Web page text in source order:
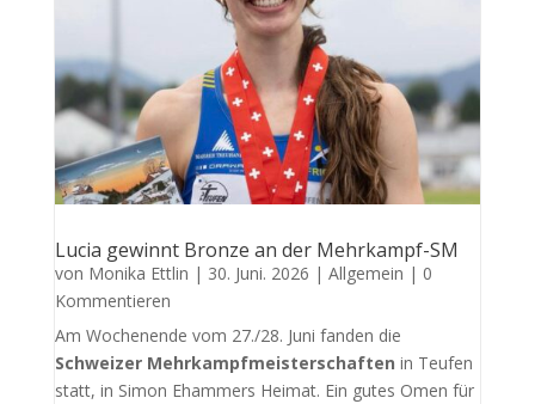
Lucia gewinnt Bronze an der Mehrkampf-SM
von Monika Ettlin | 30. Juni. 2026 | Allgemein | 0
Kommentieren
Am Wochenende vom 27./28. Juni fanden die
Schweizer Mehrkampfmeisterschaften in Teufen
statt, in Simon Ehammers Heimat. Ein gutes Omen für